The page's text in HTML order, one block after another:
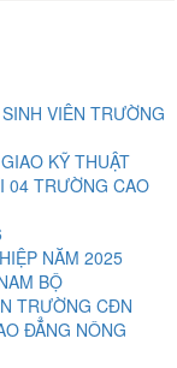
VIÊN TRƯỜNG
KỸ THUẬT
04 TRƯỜNG CAO
NĂM 2025
BỘ
TRƯỜNG CĐN
ĐẲNG NÔNG